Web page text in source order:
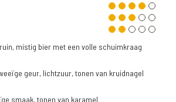
mistig bier met een volle schuimkraag
geur, lichtzuur, tonen van kruidnagel
smaak, tonen van karamel